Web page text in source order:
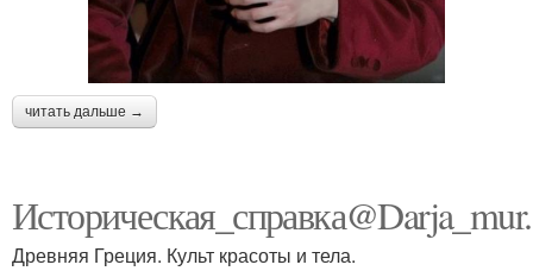
читать дальше →
Историческая_справка@Darja_mur.
Древняя Греция. Культ красоты и тела.